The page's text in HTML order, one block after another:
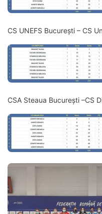
CS UNEFS București – CS
CSA Steaua București –CS